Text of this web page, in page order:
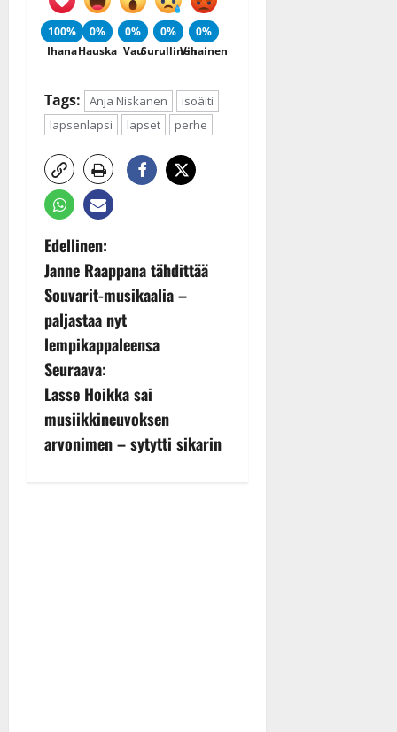
100%
Ihana
0%
Hauska
0%
Vau
0%
Surullinen
0%
Vihainen
Tags: Anja Niskanen
isoäiti
lapsenlapsi
lapset perhe
P
o
s
t
n
a
Edellinen:
Janne Raappana tähdittää
Souvarit-musikaalia –
paljastaa nyt
lempikappaleensa
Seuraava:
Lasse Hoikka sai
musiikkineuvoksen
arvonimen – sytytti sikarin